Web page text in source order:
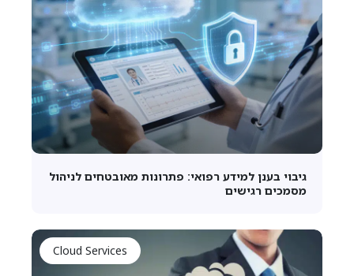
גיבוי בענן למידע רפואי: פתרונות מאובטחים לניהול
מסמכים רגישים
Cloud Services